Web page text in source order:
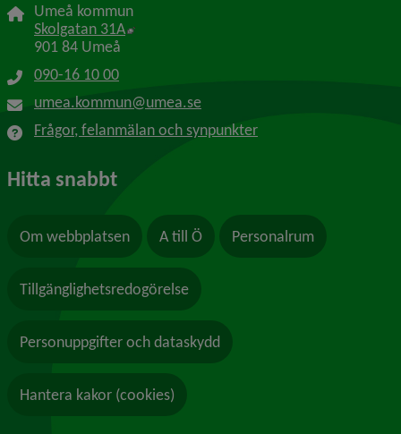
Umeå kommun
Skolgatan 31A Länk till annan webbplats, öppnas i nytt
901 84 Umeå
090-16 10 00
umea.kommun@umea.se
Frågor, felanmälan och synpunkter
Hitta snabbt
Om webbplatsen A till Ö Personalrum
Tillgänglighetsredogörelse
Personuppgifter och dataskydd
Hantera kakor (cookies)